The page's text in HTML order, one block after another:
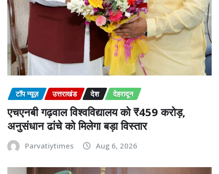
टॉप न्यूज़ उत्तराखंड देश देहरादून
एचएनबी गढ़वाल विश्वविद्यालय को ₹459 करोड़,
अनुसंधान ढांचे को मिलेगा बड़ा विस्तार
Parvatiytimes Aug 6, 2026